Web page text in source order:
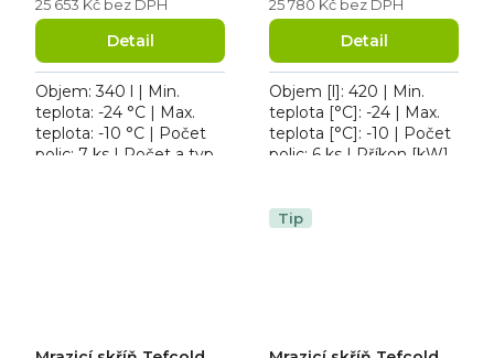
25 653 Kč bez DPH
Detail
Objem: 340 l | Min.
teplota: -24 °C | Max.
teplota: -10 °C | Počet
polic: 7 ks | Počet a typ
25 780 Kč bez DPH
Detail
Objem [l]: 420 | Min.
teplota [°C]: -24 | Max.
teplota [°C]: -10 | Počet
polic: 6 ks | Příkon [kW]:
spotřeba 818...
Tip